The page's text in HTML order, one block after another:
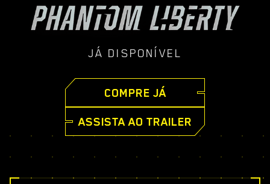
JÁ DISPONÍVEL
COMPRE JÁ
ASSISTA AO TRAILER